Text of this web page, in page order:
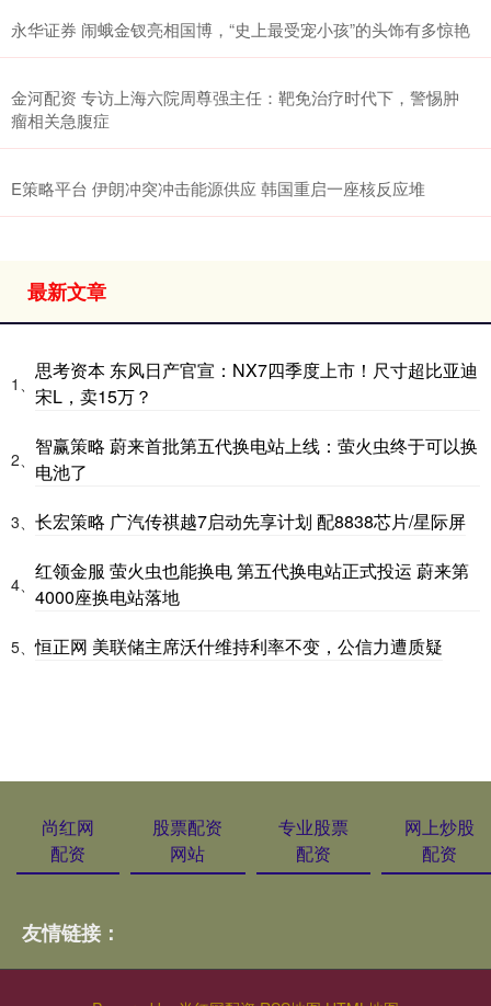
永华证券 闹蛾金钗亮相国博，“史上最受宠小孩”的头饰有多惊艳
金河配资 专访上海六院周尊强主任：靶免治疗时代下，警惕肿
瘤相关急腹症
E策略平台 伊朗冲突冲击能源供应 韩国重启一座核反应堆
最新文章
1、
思考资本 东风日产官宣：NX7四季度上市！尺寸超比亚迪
宋L，卖15万？
2、
智赢策略 蔚来首批第五代换电站上线：萤火虫终于可以换
电池了
3、 长宏策略 广汽传祺越7启动先享计划 配8838芯片/星际屏
4、
红领金服 萤火虫也能换电 第五代换电站正式投运 蔚来第
4000座换电站落地
5、恒正网 美联储主席沃什维持利率不变，公信力遭质疑
尚红网
配资
股票配资
网站
专业股票
配资
网上炒股
配资
友情链接：